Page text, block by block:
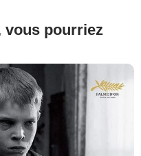
vous pourriez